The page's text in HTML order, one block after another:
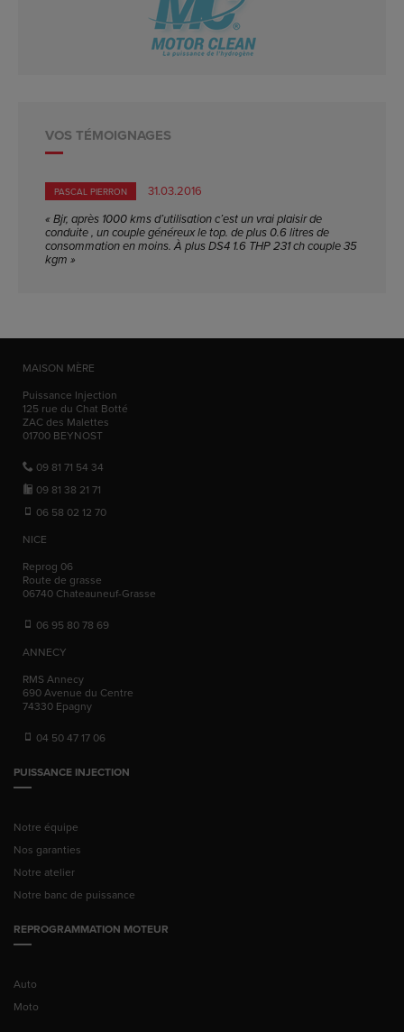
VOS TÉMOIGNAGES
PASCAL PIERRON 31.03.2016
« Bjr, après 1000 kms d’utilisation c’est un vrai plaisir de
conduite , un couple généreux le top. de plus 0.6 litres de
consommation en moins. À plus DS4 1.6 THP 231 ch couple 35
kgm »
MAISON MÈRE
Puissance Injection
125 rue du Chat Botté
ZAC des Malettes
01700 BEYNOST
09 81 71 54 34
09 81 38 21 71
06 58 02 12 70
NICE
Reprog 06
Route de grasse
06740 Chateauneuf-Grasse
06 95 80 78 69
ANNECY
RMS Annecy
690 Avenue du Centre
74330 Epagny
04 50 47 17 06
PUISSANCE INJECTION
Notre équipe
Nos garanties
Notre atelier
Notre banc de puissance
REPROGRAMMATION MOTEUR
Auto
Moto